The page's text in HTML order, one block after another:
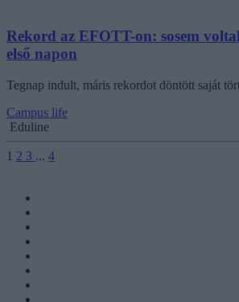
Rekord az EFOTT-on: sosem
első napon
Tegnap indult, máris rekordot döntött saját
Campus life
Eduline
1 2 3 ... 4